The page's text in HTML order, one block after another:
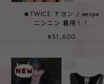
★TWICE ナヨン / aespa
ニンニン 着用！！
【LOADINGROOM】
SPOILED DENIM SKIRT
¥51,600